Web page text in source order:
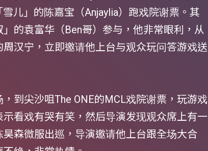
儿」的陈嘉宝（Anjaylia）跑戏院谢票。其
的袁富华（Ben哥）参与，他非常眼利，从
汉宁，立即邀请他上台与观众玩问答游戏送
到尖沙咀The ONE的MCL戏院谢票，玩游戏
看戏有哭有笑，然后导演发现观众席上有一
森微服出巡，导演邀请他上台跟全场大合